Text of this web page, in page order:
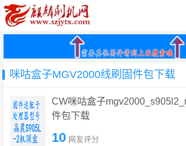
咪咕盒子MGV2000线刷固件包下载
CW咪咕盒子
件包下载
10 网友评分